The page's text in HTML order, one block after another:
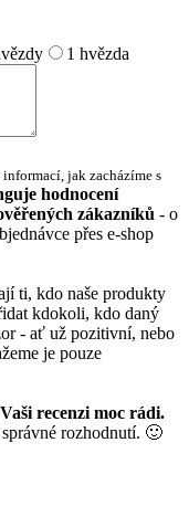
1 hvězda
jak zacházíme s
hodnocení
zákazníků - o
přes e-shop
ti, kdo naše produkty
kdokoli, kdo daný
- ať už pozitivní, nebo
je pouze
recenzi moc rádi.
rozhodnutí. 🙂